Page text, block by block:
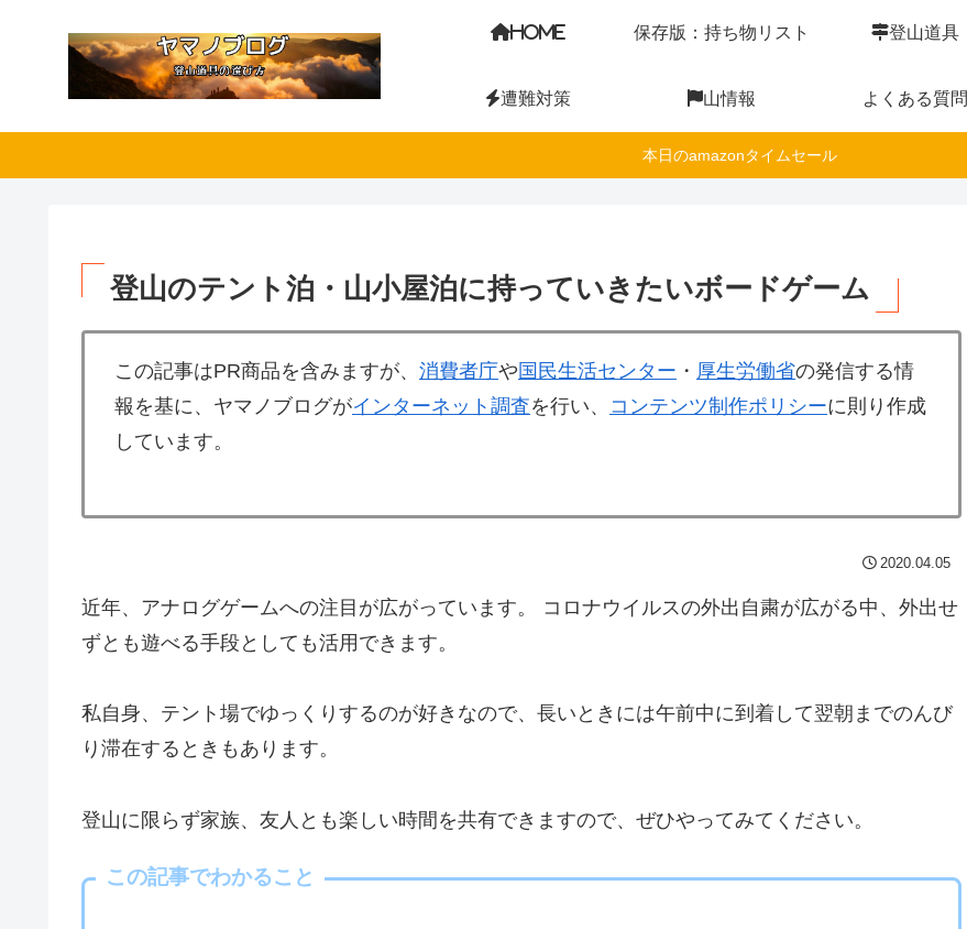
HOME 保存版：持ち物リスト 登山道具
遭難対策 山情報 よくある質問
本日のamazonタイムセール
登山のテント泊・山小屋泊に持っていきたいボードゲーム
この記事はPR商品を含みますが、 消費者庁や 国民生活センター ・ 厚生労働省の発信する情
報を基に、ヤマノブログがインターネット調査を行い、 コンテンツ制作ポリシーに則り作成
しています。
2020.04.05
近年、アナログゲームへの注目が広がっています。 コロナウイルスの外出自粛が広がる中、外出せ
ずとも遊べる手段としても活用できます。
私自身、テント場でゆっくりするのが好きなので、長いときには午前中に到着して翌朝までのんび
り滞在するときもあります。
登山に限らず家族、友人とも楽しい時間を共有できますので、ぜひやってみてください。
この記事でわかること